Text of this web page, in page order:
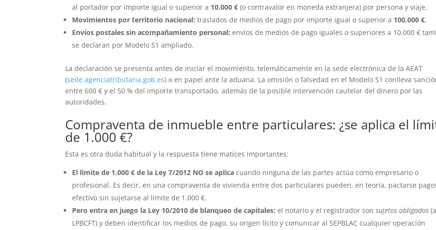
al portador por importe igual o superior a 10.000 € (o contravalor en moneda extranjera) por persona y viaje.
Movimientos por territorio nacional: traslados de medios de pago por importe igual o superior a 100.000 €.
Envíos postales sin acompañamiento personal: envíos de medios de pago iguales o superiores a 10.000 €
se declaran por Modelo S1 ampliado.
La declaración se presenta antes de iniciar el movimiento, telemáticamente en la sede electrónica de la AEAT
(sede.agenciatributaria.gob.es) o en papel ante la aduana. La omisión o falsedad en el Modelo S1 conlleva
entre 600 € y el 50 % del importe transportado, además de la posible intervención cautelar del dinero por las
autoridades.
Compraventa de inmueble entre particulares: ¿se aplica el
de 1.000 €?
Esta es otra duda habitual y la respuesta tiene matices importantes:
El límite de 1.000 € de la Ley 7/2012 NO se aplica cuando ninguna de las partes actúa como empresario o
profesional. Es decir, en una compraventa de vivienda entre dos particulares pueden, en teoría, pactarse
efectivo sin sujetarse al límite de 1.000 €.
Pero entra en juego la Ley 10/2010 de blanqueo de capitales: el notario y el registrador sonsujetos obligados
LPBCFT) y deben identificar los medios de pago, su origen lícito y comunicar al SEPBLAC cualquier operación